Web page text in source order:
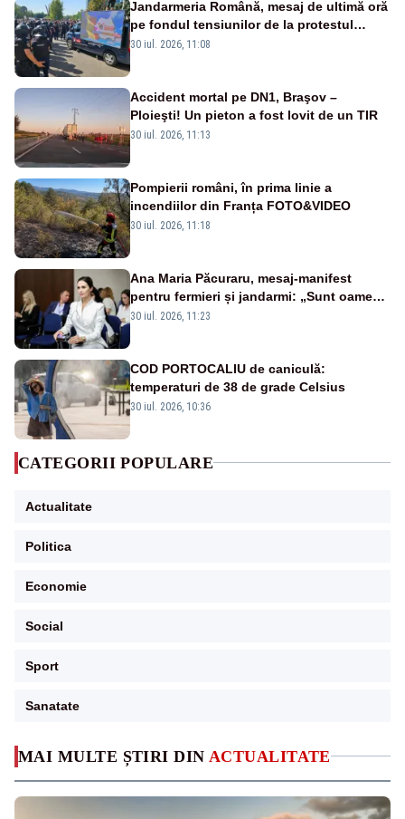
MAI MULTE ȘTIRI DIN ACTUALITATE
Jandarmeria Română, mesaj de ultimă oră
pe fondul tensiunilor de la protestul
masiv al fermierilor - VIDEO
30 iul. 2026, 11:08
Accident mortal pe DN1, Braşov –
Ploieşti! Un pieton a fost lovit de un TIR
30 iul. 2026, 11:13
Pompierii români, în prima linie a
incendiilor din Franța FOTO&VIDEO
30 iul. 2026, 11:18
Ana Maria Păcuraru, mesaj-manifest
pentru fermieri și jandarmi: „Sunt oameni
disperați, nu sunt răufăcători”
30 iul. 2026, 11:23
COD PORTOCALIU de caniculă:
temperaturi de 38 de grade Celsius
30 iul. 2026, 10:36
CATEGORII POPULARE
Actualitate
Politica
Economie
Social
Sport
Sanatate